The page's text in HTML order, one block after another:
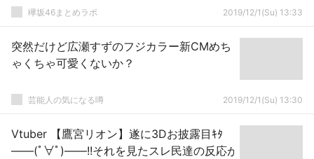
欅坂46まとめラボ 2019/12/1(Su) 13:33
突然だけど広瀬すずのフジカラー新CMめち
ゃくちゃ可愛くないか？
芸能人の気になる噂 2019/12/1(Su) 13:30
Vtuber 【鷹宮リオン】遂に3Dお披露目ｷﾀ
――(ﾟ∀ﾟ)――!!それを見たスレ民達の反応が